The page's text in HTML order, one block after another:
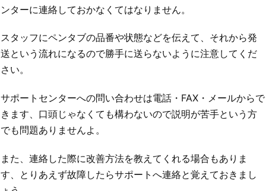
ンターに連絡しておかなくてはなりません。
スタッフにペンタブの品番や状態などを伝えて、それから発
送という流れになるので勝手に送らないように注意してくだ
さい。
サポートセンターへの問い合わせは電話・FAX・メールからで
きます、口頭じゃなくても構わないので説明が苦手という方
でも問題ありませんよ。
また、連絡した際に改善方法を教えてくれる場合もありま
す、とりあえず故障したらサポートへ連絡と覚えておきまし